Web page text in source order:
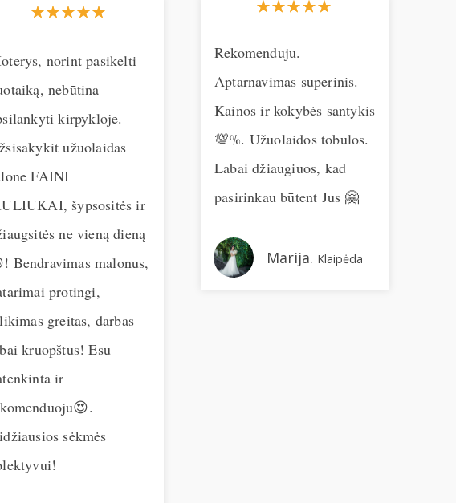
norint pasikelti
nebūtina
kirpykloje.
užuolaidas
FAINI
šypsositės ir
ne vieną dieną
Bendravimas malonus,
protingi,
greitas, darbas
kruopštus! Esu
ir
sėkmės
Rekomenduju.
Aptarnavimas superinis.
Kainos ir kokybės santykis
💯%. Užuolaidos tobulos.
Labai džiaugiuos, kad
pasirinkau būtent Jus 🤗
Marija. Klaipėda